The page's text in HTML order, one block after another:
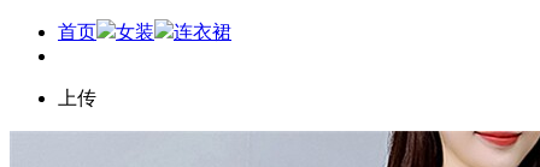
首页 女装 连衣裙
上传